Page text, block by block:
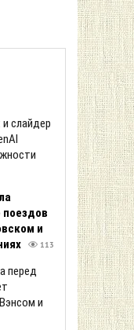
слайдер
и
113
перед
и